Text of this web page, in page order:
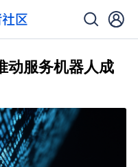
动服务机器人成